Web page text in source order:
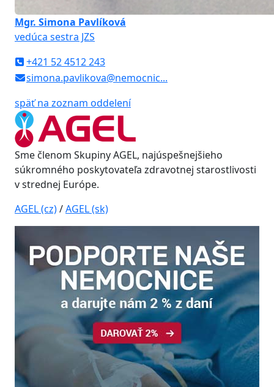
Mgr. Simona Pavlíková
vedúca sestra JZS
+421 52 4512 243
simona.pavlikova@nemocnic...
späť na zoznam oddelení
Sme členom Skupiny AGEL, najúspešnejšieho
súkromného poskytovateľa zdravotnej starostlivosti
v strednej Európe.
AGEL (cz)/AGEL (sk)